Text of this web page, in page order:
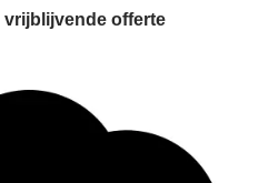
vrijblijvende offerte